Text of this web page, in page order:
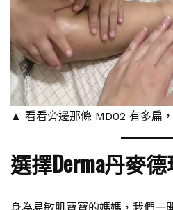
▲ 看看旁邊那條 MD02 有多扁
選擇Derma丹麥